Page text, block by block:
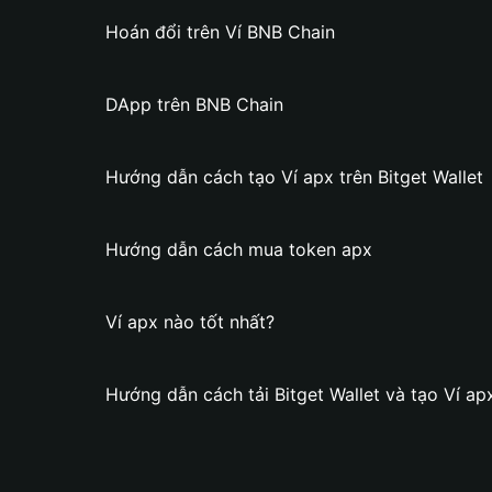
Hoán đổi trên Ví BNB Chain
DApp trên BNB Chain
Hướng dẫn cách tạo Ví apx trên Bitget Wallet
Hướng dẫn cách mua token apx
Ví apx nào tốt nhất?
Hướng dẫn cách tải Bitget Wallet và tạo Ví